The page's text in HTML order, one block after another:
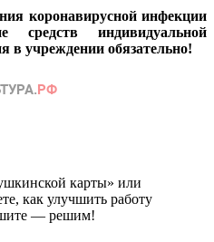
коронавирусной инфекции
средств индивидуальной
в учреждении обязательно!
карты» или
как улучшить работу
— решим!